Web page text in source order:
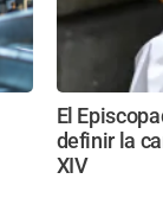
El
definir la
XIV